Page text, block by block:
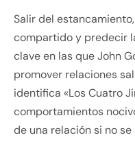
Salir del
compartido y predecir
clave en las que John
promover relaciones
identifica «Los Cuatro
comportamientos
de una relación si no